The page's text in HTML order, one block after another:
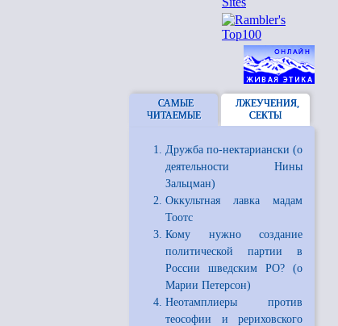
САМЫЕ
ЧИТАЕМЫЕ
ЛЖЕУЧЕНИЯ,
СЕКТЫ
Дружба по-нектариански (о
деятельности Нины
Зальцман)
Оккультная лавка мадам
Тоотс
Кому нужно создание
политической партии в
России шведским РО? (о
Марии Петерсон)
Неотамплиеры против
теософии и рериховского